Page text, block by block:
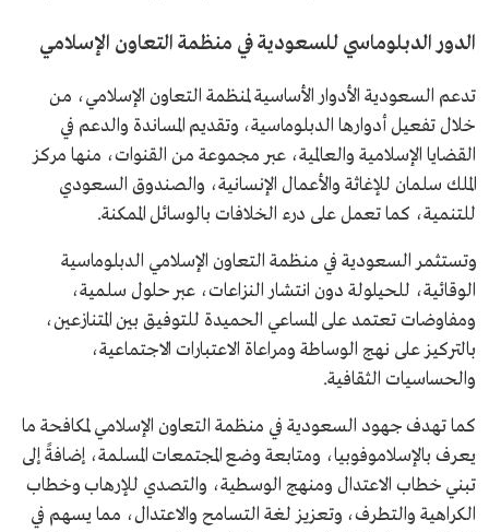
الدور الدبلوماسي للسعودية في منظمة التعاون الإسلامي
تدعم السعودية الأدوار الأساسية لمنظمة التعاون الإسلامي، من
خلال تفعيل أدوارها الدبلوماسية، وتقديم المساندة والدعم في
القضايا الإسلامية والعالمية، عبر مجموعة من القنوات، منها مركز
الملك سلمان للإغاثة والأعمال الإنسانية، والصندوق السعودي
للتنمية، كما تعمل على درء الخلافات بالوسائل الممكنة.
وتستثمر السعودية في منظمة التعاون الإسلامي الدبلوماسية
الوقائية، للحيلولة دون انتشار النزاعات، عبر حلول سلمية،
ومفاوضات تعتمد على المساعي الحميدة للتوفيق بين المتنازعين،
بالتركيز على نهج الوساطة ومراعاة الاعتبارات الاجتماعية،
والحساسيات الثقافية.
كما تهدف جهود السعودية في منظمة التعاون الإسلامي لمكافحة ما
يعرف بالإسلاموفوبيا، ومتابعة وضع المجتمعات المسلمة، إضافةً إلى
تبني خطاب الاعتدال ومنهج الوسطية، والتصدي للإرهاب وخطاب
الكراهية والتطرف، وتعزيز لغة التسامح والاعتدال، مما يسهم في